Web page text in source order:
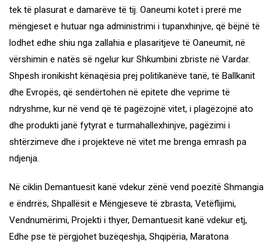
tek të plasurat e damarëve të tij. Oaneumi kotet i prerë me
mëngjeset e hutuar nga administrimi i tupanxhinjve, që bëjnë të
lodhet edhe shiu nga zallahia e plasaritjeve të Oaneumit, në
vërshimin e natës së ngelur kur Shkumbini zbriste në Vardar.
Shpesh ironikisht kënaqësia prej politikanëve tanë, të Ballkanit
dhe Evropës, që sendërtohen në epitete dhe veprime të
ndryshme, kur në vend që të pagëzojnë vitet, i plagëzojnë ato
dhe produkti janë fytyrat e turmahallexhinjve, pagëzimi i
shtërzimeve dhe i projekteve në vitet me brenga emrash pa
ndjenja.
Në ciklin Demantuesit kanë vdekur zënë vend poezitë Shmangia
e ëndrrës, Shpallësit e Mëngjeseve të zbrasta, Vetëflijimi,
Vendnumërimi, Projekti i thyer, Demantuesit kanë vdekur etj,
Edhe pse të përgjohet buzëqeshja, Shqipëria, Maratona